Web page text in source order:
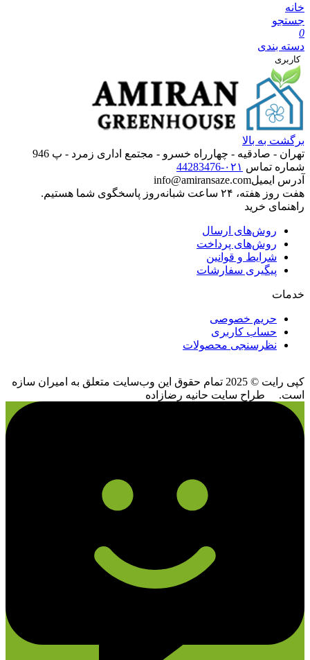
خانه
جستجو
0
دسته بندی
کاربری
برگشت به بالا
تهران‌‌ -‌ صادقیه - چهارراه خسرو - مجتمع اداری زمرد - پ 946
شماره تماس ۰۲۱-44283476
آدرس ایمیلinfo@amiransaze.com
هفت روز هفته، ۲۴ ساعت شبانه‌روز پاسخگوی شما هستیم.
راهنمای خرید
روش‌های ارسال
روش‌های پرداخت
شرایط و قوانین
پیگیری سفارشات
خدمات
حریم خصوصی
حساب کاربری
نظرسنجی محصولات
کپی رایت © 2025 تمام حقوق اين وب‌سايت متعلق به امیران سازه
است. طراح سایت حانیه رضازاده